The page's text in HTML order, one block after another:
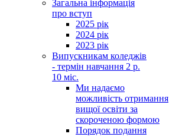
Загальна інформація
про вступ
2025 рік
2024 рік
2023 рік
Випускникам коледжів
- термін навчання 2 р.
10 міс.
Ми надаємо
можливість отримання
вищої освіти за
скороченою формою
Порядок подання